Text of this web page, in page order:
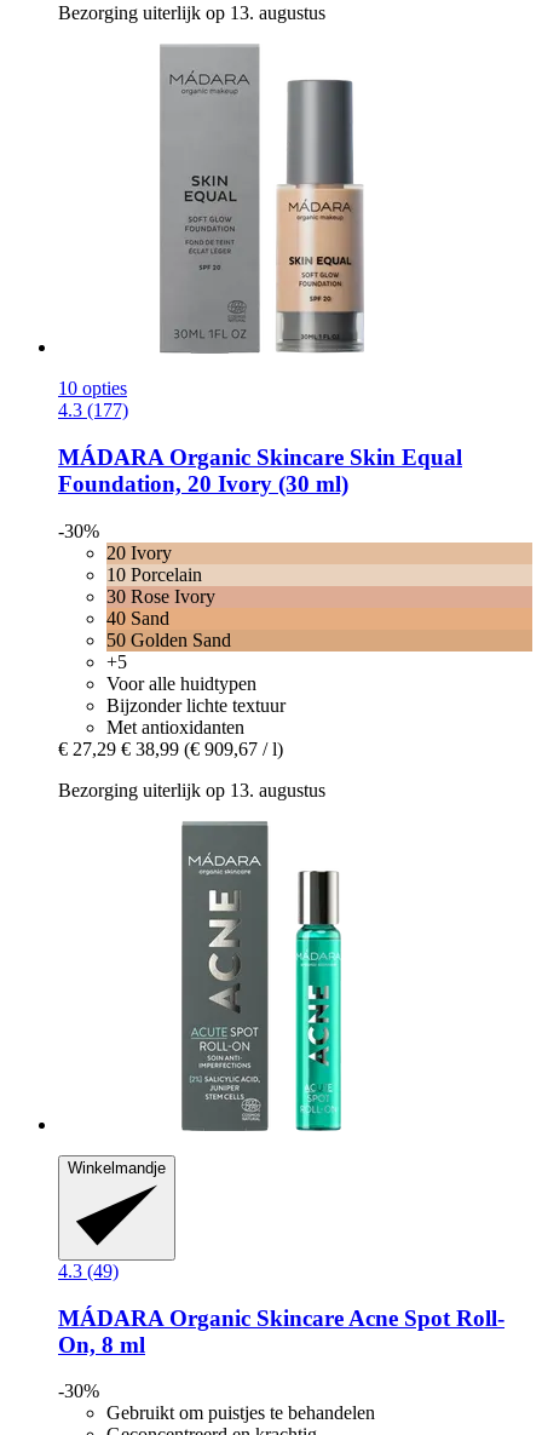
Bezorging uiterlijk op 13. augustus
10 opties
4.3 (177)
MÁDARA Organic Skincare Skin Equal
Foundation, 20 Ivory (30 ml)
-30%
20 Ivory
10 Porcelain
30 Rose Ivory
40 Sand
50 Golden Sand
+5
Voor alle huidtypen
Bijzonder lichte textuur
Met antioxidanten
€ 27,29 € 38,99 (€ 909,67 / l)
Bezorging uiterlijk op 13. augustus
Winkelmandje
4.3 (49)
MÁDARA Organic Skincare Acne Spot Roll-​
On, 8 ml
-30%
Gebruikt om puistjes te behandelen